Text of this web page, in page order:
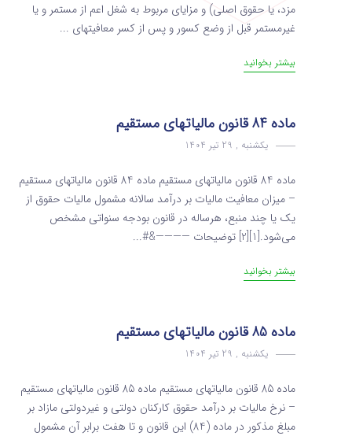
مزد، یا حقوق اصلی) و مزایای مربوط به شغل اعم از مستمر و یا
غیرمستمر قبل از وضع کسور و پس از کسر معافیت­های ...
بیشتر بخوانید
ماده 84 قانون مالیاتهای مستقیم
یکشنبه , 29 تیر 1404
ماده 84 قانون مالیاتهای مستقیم ماده 84 قانون مالیاتهای مستقیم
– میزان معافیت مالیات بر درآمد سالانه مشمول مالیات حقوق از
یک یا چند منبع، هرساله در قانون بودجه سنواتی مشخص
می‌شود.[1][2] توضیحات ————&#...
بیشتر بخوانید
ماده 85 قانون مالیاتهای مستقیم
یکشنبه , 29 تیر 1404
ماده 85 قانون مالیاتهای مستقیم ماده 85 قانون مالیاتهای مستقیم
– نرخ مالیات بر درآمد حقوق کارکنان دولتی و غیردولتی مازاد بر
مبلغ مذکور در ماده‌ (84) این قانون و تا هفت برابر آن مشمول